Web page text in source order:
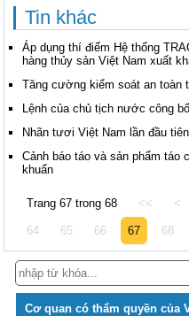
Tin khác
Áp dụng thí điểm Hệ thống
hàng thủy sản Việt Nam xuất
Tăng cường kiểm soát an toàn
Lệnh của chủ tịch nước công
Nhãn tươi Việt Nam lần đầu
Cảnh báo táo và sản phẩm táo
khuẩn
Trang 67 trong 68 << <
64 65 66 67 68
Cơ quan có thẩm quyền của